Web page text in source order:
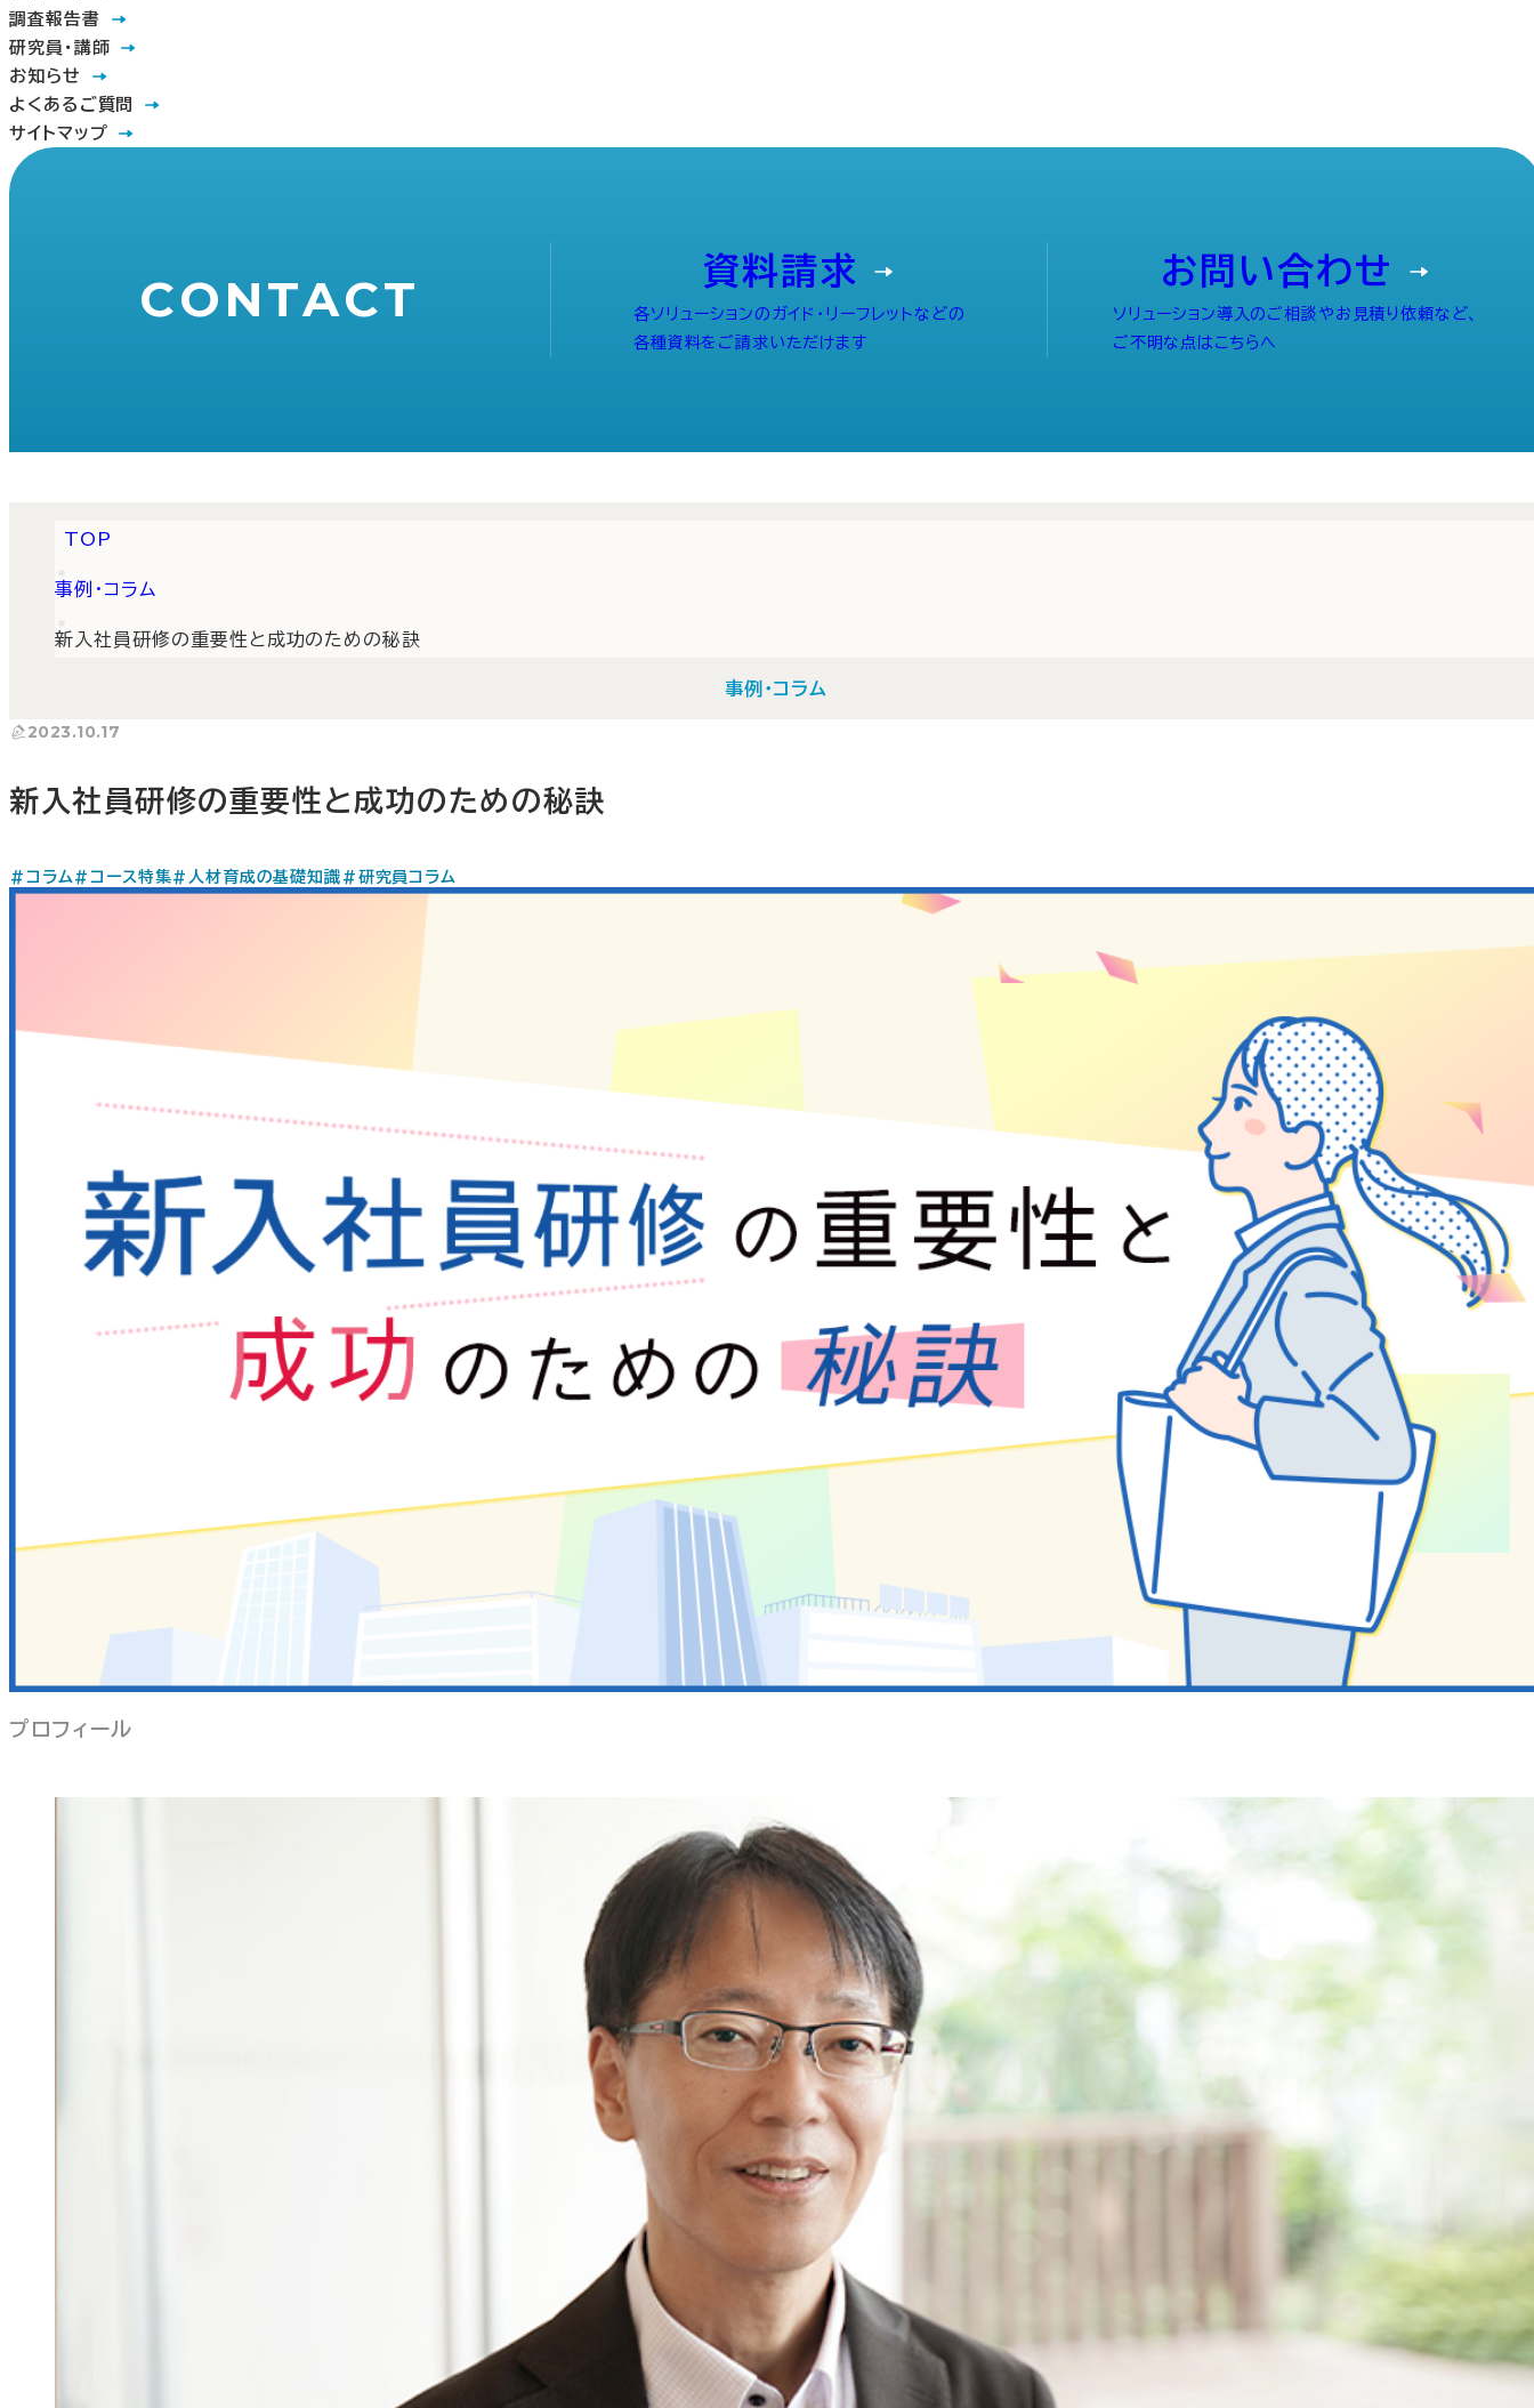
調査報告書
研究員・講師
お知らせ
よくあるご質問
サイトマップ
CONTACT 資料請求
各ソリューションのガイド・リーフレットなどの
各種資料をご請求いただけます
お問い合わせ
ソリューション導入のご相談やお見積り依頼など、
ご不明な点はこちらへ
TOP
事例・コラム
新入社員研修の重要性と成功のための秘訣
事例・コラム
2023.10.17
新入社員研修の重要性と成功のための秘訣
#コラム #コース特集#人材育成の基礎知識 #研究員コラム
プロフィール